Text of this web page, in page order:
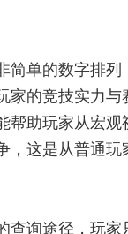
简单的数字排
家的竞技实力
帮助玩家从宏
这是从普通玩
查询途径，玩